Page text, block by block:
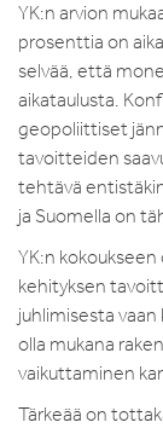
YK:n arvion
prosenttia on
selvää, että
aikataulusta.
geopoliittiset
tavoitteiden
tehtävä
ja Suomella on
YK:n
kehityksen
juhlimisesta
olla mukana
vaikuttaminen
Tärkeää on